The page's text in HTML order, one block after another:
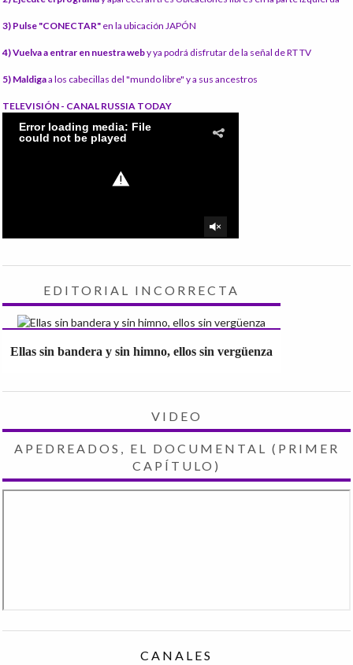
3) Pulse "CONECTAR" en la ubicación JAPÓN
4) Vuelva a entrar en nuestra weby ya podrá disfrutar de la señal de RT TV
5) Maldigaa los cabecillas del "mundo libre" y a sus ancestros
TELEVISIÓN - CANAL RUSSIA TODAY
EDITORIAL INCORRECTA
Ellas sin bandera y sin himno, ellos sin vergüenza
VIDEO
APEDREADOS, EL DOCUMENTAL (PRIMER
CAPÍTULO)
CANALES